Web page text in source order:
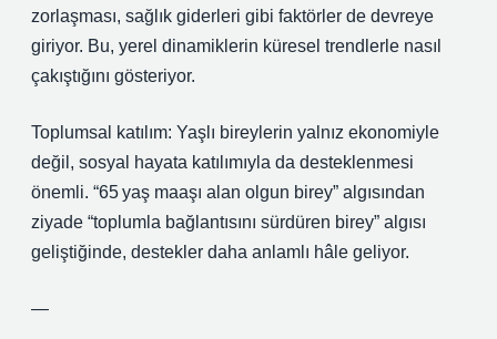
zorlaşması, sağlık giderleri gibi faktörler de devreye
giriyor. Bu, yerel dinamiklerin küresel trendlerle nasıl
çakıştığını gösteriyor.
Toplumsal katılım: Yaşlı bireylerin yalnız ekonomiyle
değil, sosyal hayata katılımıyla da desteklenmesi
önemli. “65 yaş maaşı alan olgun birey” algısından
ziyade “toplumla bağlantısını sürdüren birey” algısı
geliştiğinde, destekler daha anlamlı hâle geliyor.
—